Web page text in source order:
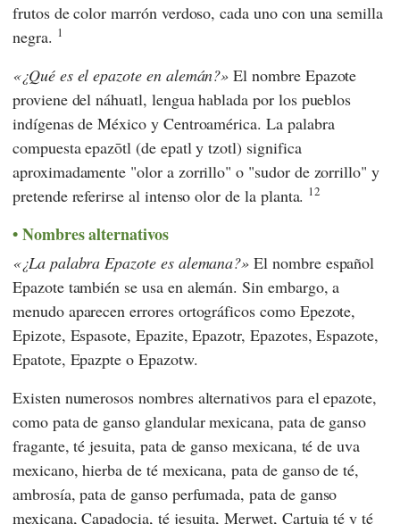
frutos de color marrón verdoso, cada uno con una semilla
negra. 1
¿Qué es el epazote en alemán? El nombre Epazote
proviene del náhuatl, lengua hablada por los pueblos
indígenas de México y Centroamérica. La palabra
compuesta epazōtl (de epatl y tzotl) significa
aproximadamente "olor a zorrillo" o "sudor de zorrillo" y
pretende referirse al intenso olor de la planta. 12
Nombres alternativos
¿La palabra Epazote es alemana? El nombre español
Epazote también se usa en alemán. Sin embargo, a
menudo aparecen errores ortográficos como Epezote,
Epizote, Espasote, Epazite, Epazotr, Epazotes, Espazote,
Epatote, Epazpte o Epazotw.
Existen numerosos nombres alternativos para el epazote,
como pata de ganso glandular mexicana, pata de ganso
fragante, té jesuita, pata de ganso mexicana, té de uva
mexicano, hierba de té mexicana, pata de ganso de té,
ambrosía, pata de ganso perfumada, pata de ganso
mexicana, Capadocia, té jesuita, Merwet, Cartuja té y té